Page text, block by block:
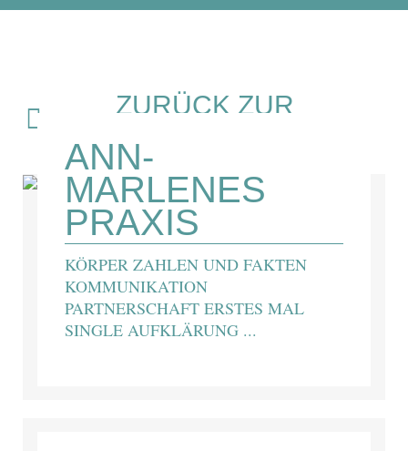
ZURÜCK ZUR
ANN-
MARLENES
PRAXIS
KÖRPER ZAHLEN UND FAKTEN
KOMMUNIKATION
PARTNERSCHAFT ERSTES MAL
SINGLE AUFKLÄRUNG ...